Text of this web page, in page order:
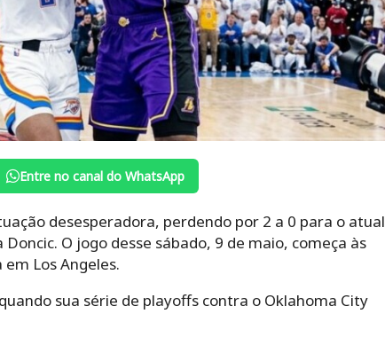
Entre no canal do WhatsApp
desesperadora, perdendo por 2 a 0 para o atual
O jogo desse sábado, 9 de maio, começa às
Los Angeles.
sua série de playoffs contra o Oklahoma City